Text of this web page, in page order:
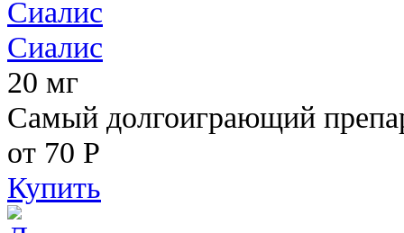
Сиалис
20 мг
Самый долгоиграющий
от 70 Р
Купить